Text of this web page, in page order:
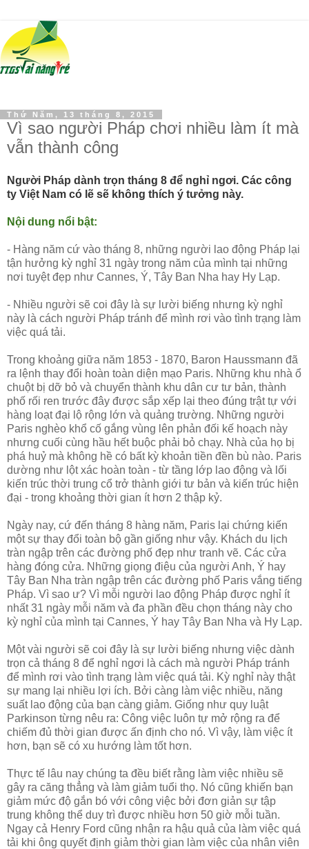
Thứ Năm, 13 tháng 8, 2015
Vì sao người Pháp chơi nhiều làm ít mà
vẫn thành công
Người Pháp dành trọn tháng 8 để nghỉ ngơi. Các công
ty Việt Nam có lẽ sẽ không thích ý tưởng này.
Nội dung nổi bật:
- Hàng năm cứ vào tháng 8, những người lao động Pháp lại
tận hưởng kỳ nghỉ 31 ngày trong năm của mình tại những
nơi tuyệt đẹp như Cannes, Ý, Tây Ban Nha hay Hy Lạp.
- Nhiều người sẽ coi đây là sự lười biếng nhưng kỳ nghỉ
này là cách người Pháp tránh để mình rơi vào tình trạng làm
việc quá tải.
Trong khoảng giữa năm 1853 - 1870, Baron Haussmann đã
ra lệnh thay đổi hoàn toàn diện mạo Paris. Những khu nhà ổ
chuột bị dỡ bỏ và chuyển thành khu dân cư tư bản, thành
phố rối ren trước đây được sắp xếp lại theo đúng trật tự với
hàng loạt đại lộ rộng lớn và quảng trường. Những người
Paris nghèo khổ cố gắng vùng lên phản đối kế hoạch này
nhưng cuối cùng hầu hết buộc phải bỏ chạy. Nhà của họ bị
phá huỷ mà không hề có bất kỳ khoản tiền đền bù nào. Paris
dường như lột xác hoàn toàn - từ tầng lớp lao động và lối
kiến trúc thời trung cổ trở thành giới tư bản và kiến trúc hiện
đại - trong khoảng thời gian ít hơn 2 thập kỷ.
Ngày nay, cứ đến tháng 8 hàng năm, Paris lại chứng kiến
một sự thay đổi toàn bộ gần giống như vậy. Khách du lịch
tràn ngập trên các đường phố đẹp như tranh vẽ. Các cửa
hàng đóng cửa. Những giọng điệu của người Anh, Ý hay
Tây Ban Nha tràn ngập trên các đường phố Paris vắng tiếng
Pháp. Vì sao ư? Vì mỗi người lao động Pháp được nghỉ ít
nhất 31 ngày mỗi năm và đa phần đều chọn tháng này cho
kỳ nghỉ của mình tại Cannes, Ý hay Tây Ban Nha và Hy Lạp.
Một vài người sẽ coi đây là sự lười biếng nhưng việc dành
trọn cả tháng 8 để nghỉ ngơi là cách mà người Pháp tránh
để mình rơi vào tình trạng làm việc quá tải. Kỳ nghỉ này thật
sự mang lại nhiều lợi ích. Bởi càng làm việc nhiều, năng
suất lao động của bạn càng giảm. Giống như quy luật
Parkinson từng nêu ra: Công việc luôn tự mở rộng ra để
chiếm đủ thời gian được ấn định cho nó. Vì vậy, làm việc ít
hơn, bạn sẽ có xu hướng làm tốt hơn.
Thực tế lâu nay chúng ta đều biết rằng làm việc nhiều sẽ
gây ra căng thẳng và làm giảm tuổi thọ. Nó cũng khiến bạn
giảm mức độ gắn bó với công việc bởi đơn giản sự tập
trung không thể duy trì được nhiều hơn 50 giờ mỗi tuần.
Ngay cả Henry Ford cũng nhận ra hậu quả của làm việc quá
tải khi ông quyết định giảm thời gian làm việc của nhân viên